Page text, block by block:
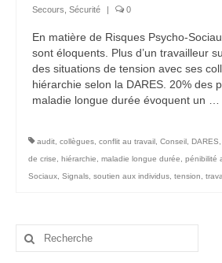
Secours Sécurité | 0
En matière de Risques Psycho-
sont éloquents. Plus d’un travailleur
des situations de tension avec ses
hiérarchie selon la DARES. 20% des
maladie longue durée évoquent un …
audit collègues conflit au travail Conseil DARES
de crise
hiérarchie maladie longue durée pénibilité
Sociaux Signals soutien aux individus tension
Rechercher